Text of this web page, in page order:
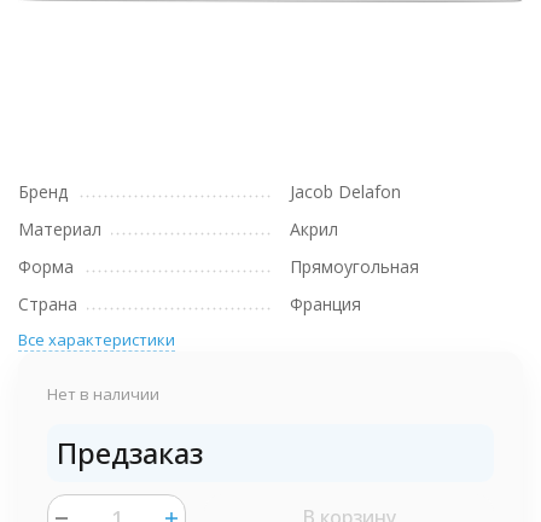
Бренд
Jacob Delafon
Материал
Акрил
Форма
Прямоугольная
Страна
Франция
Все характеристики
Нет в наличии
Предзаказ